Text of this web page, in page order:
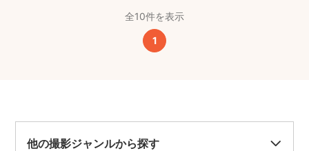
全10件を表示
1
他の撮影ジャンルから探す